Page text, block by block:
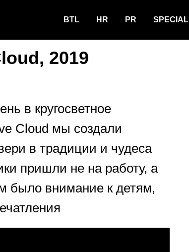
BTL HR PR SPECIAL
2019
в кругосветное
Cloud мы создали
в традиции и чудеса
пришли не на работу, а
было внимание к детям,